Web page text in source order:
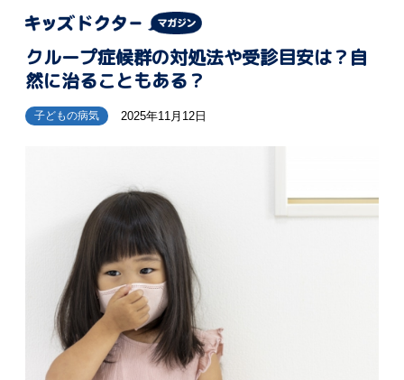
クループ症候群の対処法や受診目安は？自
然に治ることもある？
子どもの病気 2025年11月12日